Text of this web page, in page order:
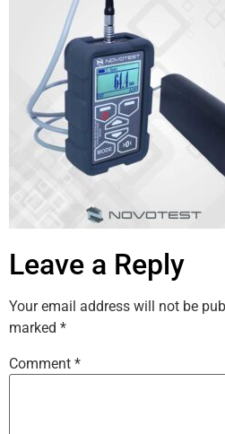
Leave a Reply
Your email address will not be
marked *
Comment *